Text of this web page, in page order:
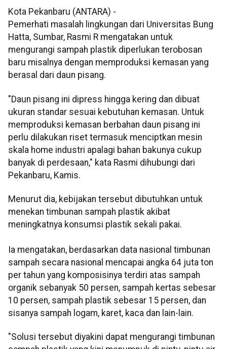
Kota Pekanbaru (ANTARA) -
Pemerhati masalah lingkungan dari Universitas Bung
Hatta, Sumbar, Rasmi R mengatakan untuk
mengurangi sampah plastik diperlukan terobosan
baru misalnya dengan memproduksi kemasan yang
berasal dari daun pisang.
"Daun pisang ini dipress hingga kering dan dibuat
ukuran standar sesuai kebutuhan kemasan. Untuk
memproduksi kemasan berbahan daun pisang ini
perlu dilakukan riset termasuk menciptkan mesin
skala home industri apalagi bahan bakunya cukup
banyak di perdesaan," kata Rasmi dihubungi dari
Pekanbaru, Kamis.
Menurut dia, kebijakan tersebut dibutuhkan untuk
menekan timbunan sampah plastik akibat
meningkatnya konsumsi plastik sekali pakai.
Ia mengatakan, berdasarkan data nasional timbunan
sampah secara nasional mencapai angka 64 juta ton
per tahun yang komposisinya terdiri atas sampah
organik sebanyak 50 persen, sampah kertas sebesar
10 persen, sampah plastik sebesar 15 persen, dan
sisanya sampah logam, karet, kaca dan lain-lain.
"Solusi tersebut diyakini dapat mengurangi timbunan